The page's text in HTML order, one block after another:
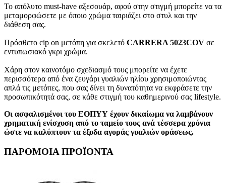
Το απόλυτο must-have αξεσουάρ, αφού στην στιγμή μπορείτε να τα
μεταμορφώσετε με όποιο χρώμα ταιριάζει στο στυλ και την
διάθεση σας.
Πρόσθετο cip on μετόπη για σκελετό CARRERA 5023COV σε
εντυπωσιακό γκρι χρώμα.
Χάρη στον καινοτόμο σχεδιασμό τους μπορείτε να έχετε
περισσότερα από ένα ζευγάρι γυαλιών ηλίου χρησιμοποιώντας
απλά τις μετόπες, που σας δίνει τη δυνατότητα να εκφράσετε την
προσωπικότητά σας, σε κάθε στιγμή του καθημερινού σας lifestyle.
Οι ασφαλισμένοι του ΕΟΠΥΥ έχουν δικαίωμα να λαμβάνουν
χρηματική ενίσχυση από το ταμείο τους ανά τέσσερα χρόνια
ώστε να καλύπτουν τα έξοδα αγοράς γυαλιών οράσεως.
ΠΑΡΟΜΟΙΑ ΠΡΟΪΟΝΤΑ